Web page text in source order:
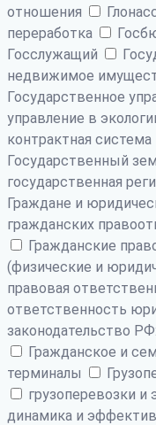
отношения
переработка
Госслужащий
недвижимое
Государственное
управление в
контрактная система
Государственный
государственная
Граждане и
гражданских
Гражданские
(физические и
правовая
ответственность
законодательство
Гражданское и
терминалы
грузоперевозки и
динамика и